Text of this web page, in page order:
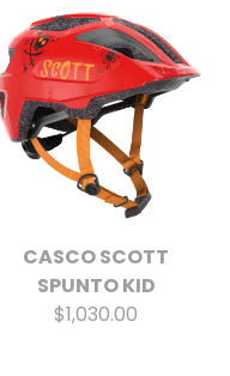
CASCO SCOTT
SPUNTO KID
$1,030.00